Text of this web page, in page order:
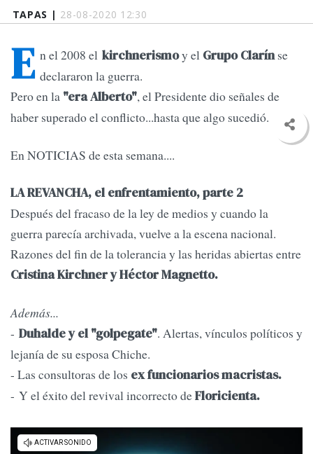
TAPAS | 28-08-2020 12:30
E n el 2008 el kirchnerismoy el Grupo Clarínse
declararon la guerra.
Pero en la "era Alberto", el Presidente dio señales de
haber superado el conflicto...hasta que algo sucedió.
En NOTICIAS de esta semana....
LA REVANCHA, el enfrentamiento, parte 2
Después del fracaso de la ley de medios y cuando la
guerra parecía archivada, vuelve a la escena nacional.
Razones del fin de la tolerancia y las heridas abiertas entre
Cristina Kirchner y Héctor Magnetto.
Además...
- Duhalde y el "golpegate". Alertas, vínculos políticos y
lejanía de su esposa Chiche.
- Las consultoras de los ex funcionarios macristas.
- Y el éxito del revival incorrecto deFloricienta.